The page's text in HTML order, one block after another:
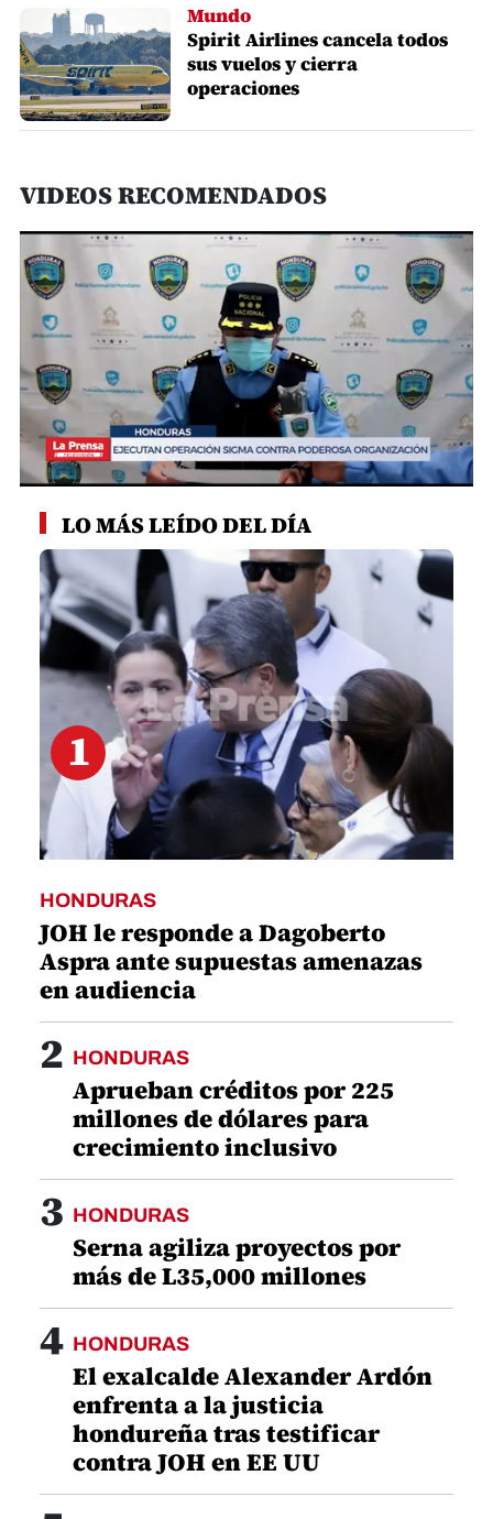
Mundo
Spirit Airlines cancela todos
sus vuelos y cierra
operaciones
VIDEOS RECOMENDADOS
seconds
minute,
seconds
LO MÁS LEÍDO DEL DÍA
1
HONDURAS
JOH le responde a Dagoberto
Aspra ante supuestas amenazas
en audiencia
2 HONDURAS
Aprueban créditos por 225
millones de dólares para
crecimiento inclusivo
3 HONDURAS
Serna agiliza proyectos por
más de L35,000 millones
4 HONDURAS
El exalcalde Alexander Ardón
enfrenta a la justicia
hondureña tras testificar
contra JOH en EE UU